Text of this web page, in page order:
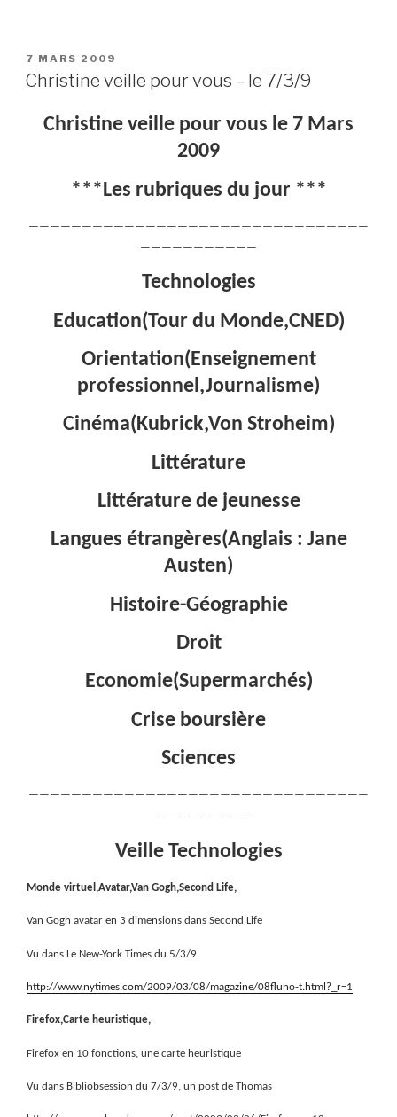
PUBLIÉ
LE
7 MARS 2009
Christine veille pour vous – le 7/3/9
Christine veille pour vous le 7 Mars
2009
***Les rubriques du jour ***
————————————————————————————————
———————————
Technologies
Education(Tour du Monde,CNED)
Orientation(Enseignement
professionnel,Journalisme)
Cinéma(Kubrick,Von Stroheim)
Littérature
Littérature de jeunesse
Langues étrangères(Anglais : Jane
Austen)
Histoire-Géographie
Droit
Economie(Supermarchés)
Crise boursière
Sciences
————————————————————————————————
—————————–
Veille Technologies
Monde virtuel,Avatar,Van Gogh,Second Life,
Van Gogh avatar en 3 dimensions dans Second Life
Vu dans Le New-York Times du 5/3/9
http://www.nytimes.com/2009/03/08/magazine/08fluno-t.html?_r=1
Firefox,Carte heuristique,
Firefox en 10 fonctions, une carte heuristique
Vu dans Bibliobsession du 7/3/9, un post de Thomas